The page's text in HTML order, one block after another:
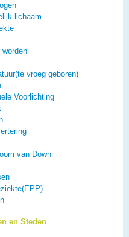
lichaam
worden
vroeg geboren)
Voorlichting
van Down
en Steden